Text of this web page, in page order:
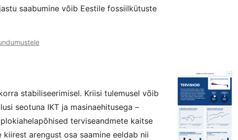
saabumine võib Eestile fossiilkütuste
stabiliseerimisel. Kriisi tulemusel võib
seotuna IKT ja masinaehitusega –
terviseandmete kaitse
arengust osa saamine eeldab nii